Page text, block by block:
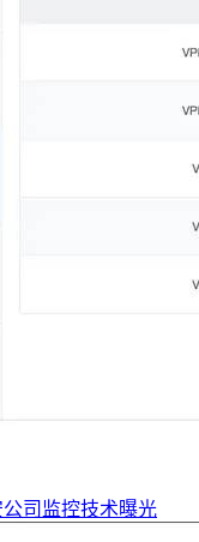
司监控技术曝光